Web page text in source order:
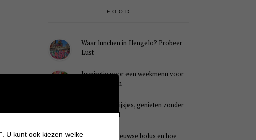
FOOD
Waar lunchen in Hengelo? Probeer
Lust
Inspiratie voor een weekmenu voor
het hele gezin
Caloriearme ijsjes, genieten zonder
schuldgevoel
Wat is een Zeeuwse bolus en hoe
U kunt ook kiezen welke